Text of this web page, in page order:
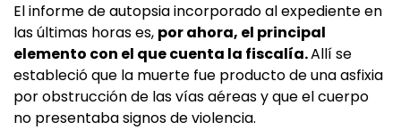
El informe de autopsia incorporado al expediente en
las últimas horas es, por ahora, el principal
elemento con el que cuenta la fiscalía.Allí se
estableció que la muerte fue producto de una asfixia
por obstrucción de las vías aéreas y que el cuerpo
no presentaba signos de violencia.